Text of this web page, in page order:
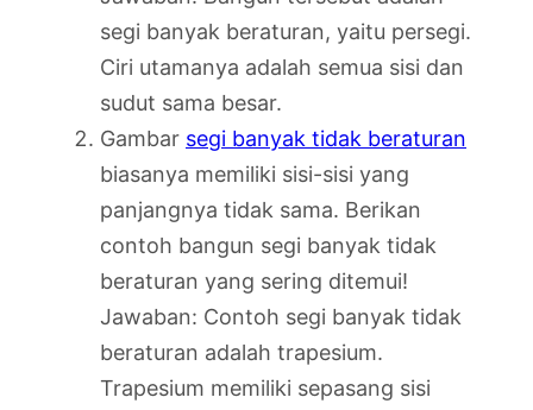
segi banyak beraturan, yaitu persegi.
Ciri utamanya adalah semua sisi dan
sudut sama besar.
Gambar segi banyak tidak beraturan
biasanya memiliki sisi-sisi yang
panjangnya tidak sama. Berikan
contoh bangun segi banyak tidak
beraturan yang sering ditemui!
Jawaban: Contoh segi banyak tidak
beraturan adalah trapesium.
Trapesium memiliki sepasang sisi